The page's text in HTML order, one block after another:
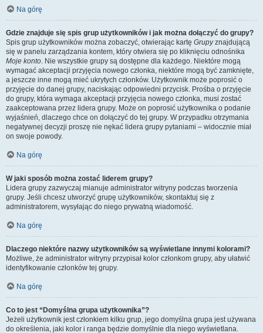
Na górę
Gdzie znajduje się spis grup użytkowników i jak można dołączyć do grupy?
Spis grup użytkowników można zobaczyć, otwierając kartę Grupyznajdującą
się w panelu zarządzania kontem, który otwiera się po kliknięciu odnośnika
Moje konto. Nie wszystkie grupy są dostępne dla każdego. Niektóre mogą
wymagać akceptacji przyjęcia nowego członka, niektóre mogą być zamknięte,
a jeszcze inne mogą mieć ukrytych członków. Użytkownik może poprosić o
przyjęcie do danej grupy, naciskając odpowiedni przycisk. Prośba o przyjęcie
do grupy, która wymaga akceptacji przyjęcia nowego członka, musi zostać
zaakceptowana przez lidera grupy. Może on poprosić użytkownika o podanie
wyjaśnień, dlaczego chce on dołączyć do tej grupy. W przypadku otrzymania
negatywnej decyzji proszę nie nękać lidera grupy pytaniami – widocznie miał
on swoje powody.
Na górę
W jaki sposób można zostać liderem grupy?
Lidera grupy zazwyczaj mianuje administrator witryny podczas tworzenia
grupy. Jeśli chcesz utworzyć grupę użytkowników, skontaktuj się z
administratorem, wysyłając do niego prywatną wiadomość.
Na górę
Dlaczego niektóre nazwy użytkowników są wyświetlane innymi kolorami?
Możliwe, że administrator witryny przypisał kolor członkom grupy, aby ułatwić
identyfikowanie członków tej grupy.
Na górę
Co to jest “Domyślna grupa użytkownika”?
Jeżeli użytkownik jest członkiem kilku grup, jego domyślna grupa jest używana
do określenia, jaki kolor i ranga będzie domyślnie dla niego wyświetlana.